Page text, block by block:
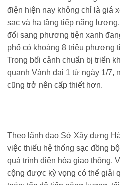
điện hiện nay không chỉ là giá
sạc và hạ tầng tiếp năng
đổi sang phương tiện xanh
phố có khoảng 8 triệu phương
Trong bối cảnh chuẩn bị triển
quanh Vành đai 1 từ ngày 1/7,
cũng trở nên cấp thiết hơn.
Theo lãnh đạo Sở Xây dựng
việc thiếu hệ thống sạc đồng
quá trình điện hóa giao thông.
cộng được kỳ vọng có thể giải